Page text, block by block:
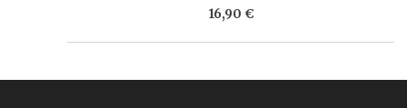
16,90 €